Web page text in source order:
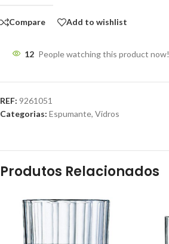
Compare Add to wishlist
12 People watching this product now!
REF: 9261051
Categorias: Espumante, Vidros
Produtos Relacionados